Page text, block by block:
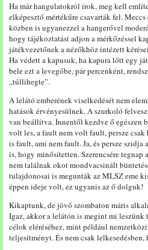
Ha már hangulatokról írok, meg kell
elképesztő mértékűre csavarták fel.
közben is ugyanezzel a hangerővel
hogy tájékoztatást adjon a mérkőzéssel
játékvezetőnek a nézőkhöz intézett
Ha védett a kapusuk, ha kapura lőtt egy
bele ezt a levegőbe, pár percenként,
„túllihegte”.
A lelátó emberének viselkedését nem
hatások érvényesülnek. A szurkoló
van beállítva. Innentől kezdve ő egészen
volt les, a fault nem volt fault, persze
is fault, ami nem fault. Ja, és persze
is, hogy minősítetten. Szerencsére
nem találnak okot mondvacsinált
tulajdonosai is megunták az MLSZ eme
éppen ideje volt, ez ugyanis az ő dolguk!
Kikaptunk, de jövő szombaton máris
Igaz, akkor a lelátón is megint mi leszünk
célok eléréséhez, mint például
teljesítményt. És nem csak